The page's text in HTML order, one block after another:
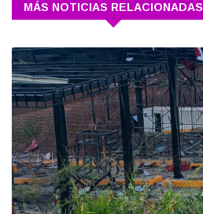
MÁS NOTICIAS RELACIONADAS